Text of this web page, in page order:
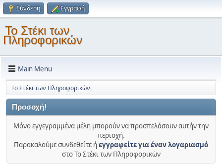
Σύνδεση Εγγραφή
Το Στέκι των
Πληροφορικών
Main Menu
Το Στέκι των Πληροφορικών
Προσοχή!
Μόνο εγγεγραμμένα μέλη μπορούν να προσπελάσουν αυτήν την
περιοχή.
Παρακαλούμε συνδεθείτε ήεγγραφείτε για έναν λογαριασμό
στο Το Στέκι των Πληροφορικών